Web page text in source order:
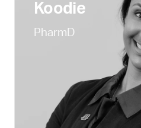
Koodie
PharmD